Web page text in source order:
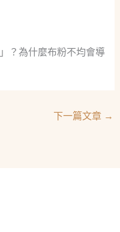
？為什麼布粉不均會導
下一篇文章 →